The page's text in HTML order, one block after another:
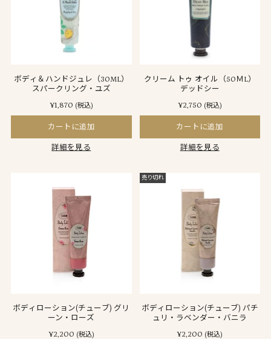
ボディ＆ハンドジュレ（30ML）
スパークリング・ユズ
¥1,870 (税込)
カートに追加
詳細を見る
クリーム トゥ オイル（50ＭL）
デッドシー
¥2,750 (税込)
カートに追加
詳細を見る
ボディローション(チューブ) グリ
ーン・ローズ
¥2,200 (税込)
売り切れ
ボディローション(チューブ) パチ
ュリ・ラベンダー・バニラ
¥2,200 (税込)